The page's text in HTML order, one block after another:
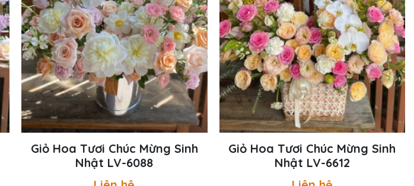
Giỏ Hoa Tươi Chúc Mừng Sinh
Nhật LV-6088
Giỏ Hoa Tươi Chúc Mừng Sinh
Nhật LV-6612